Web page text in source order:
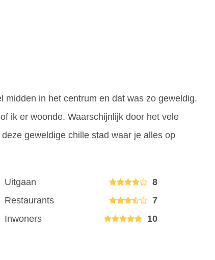
midden in het centrum en dat was zo geweldig.
ik er woonde. Waarschijnlijk door het vele
geweldige chille stad waar je alles op
Uitgaan
8
Restaurants
7
Inwoners
10